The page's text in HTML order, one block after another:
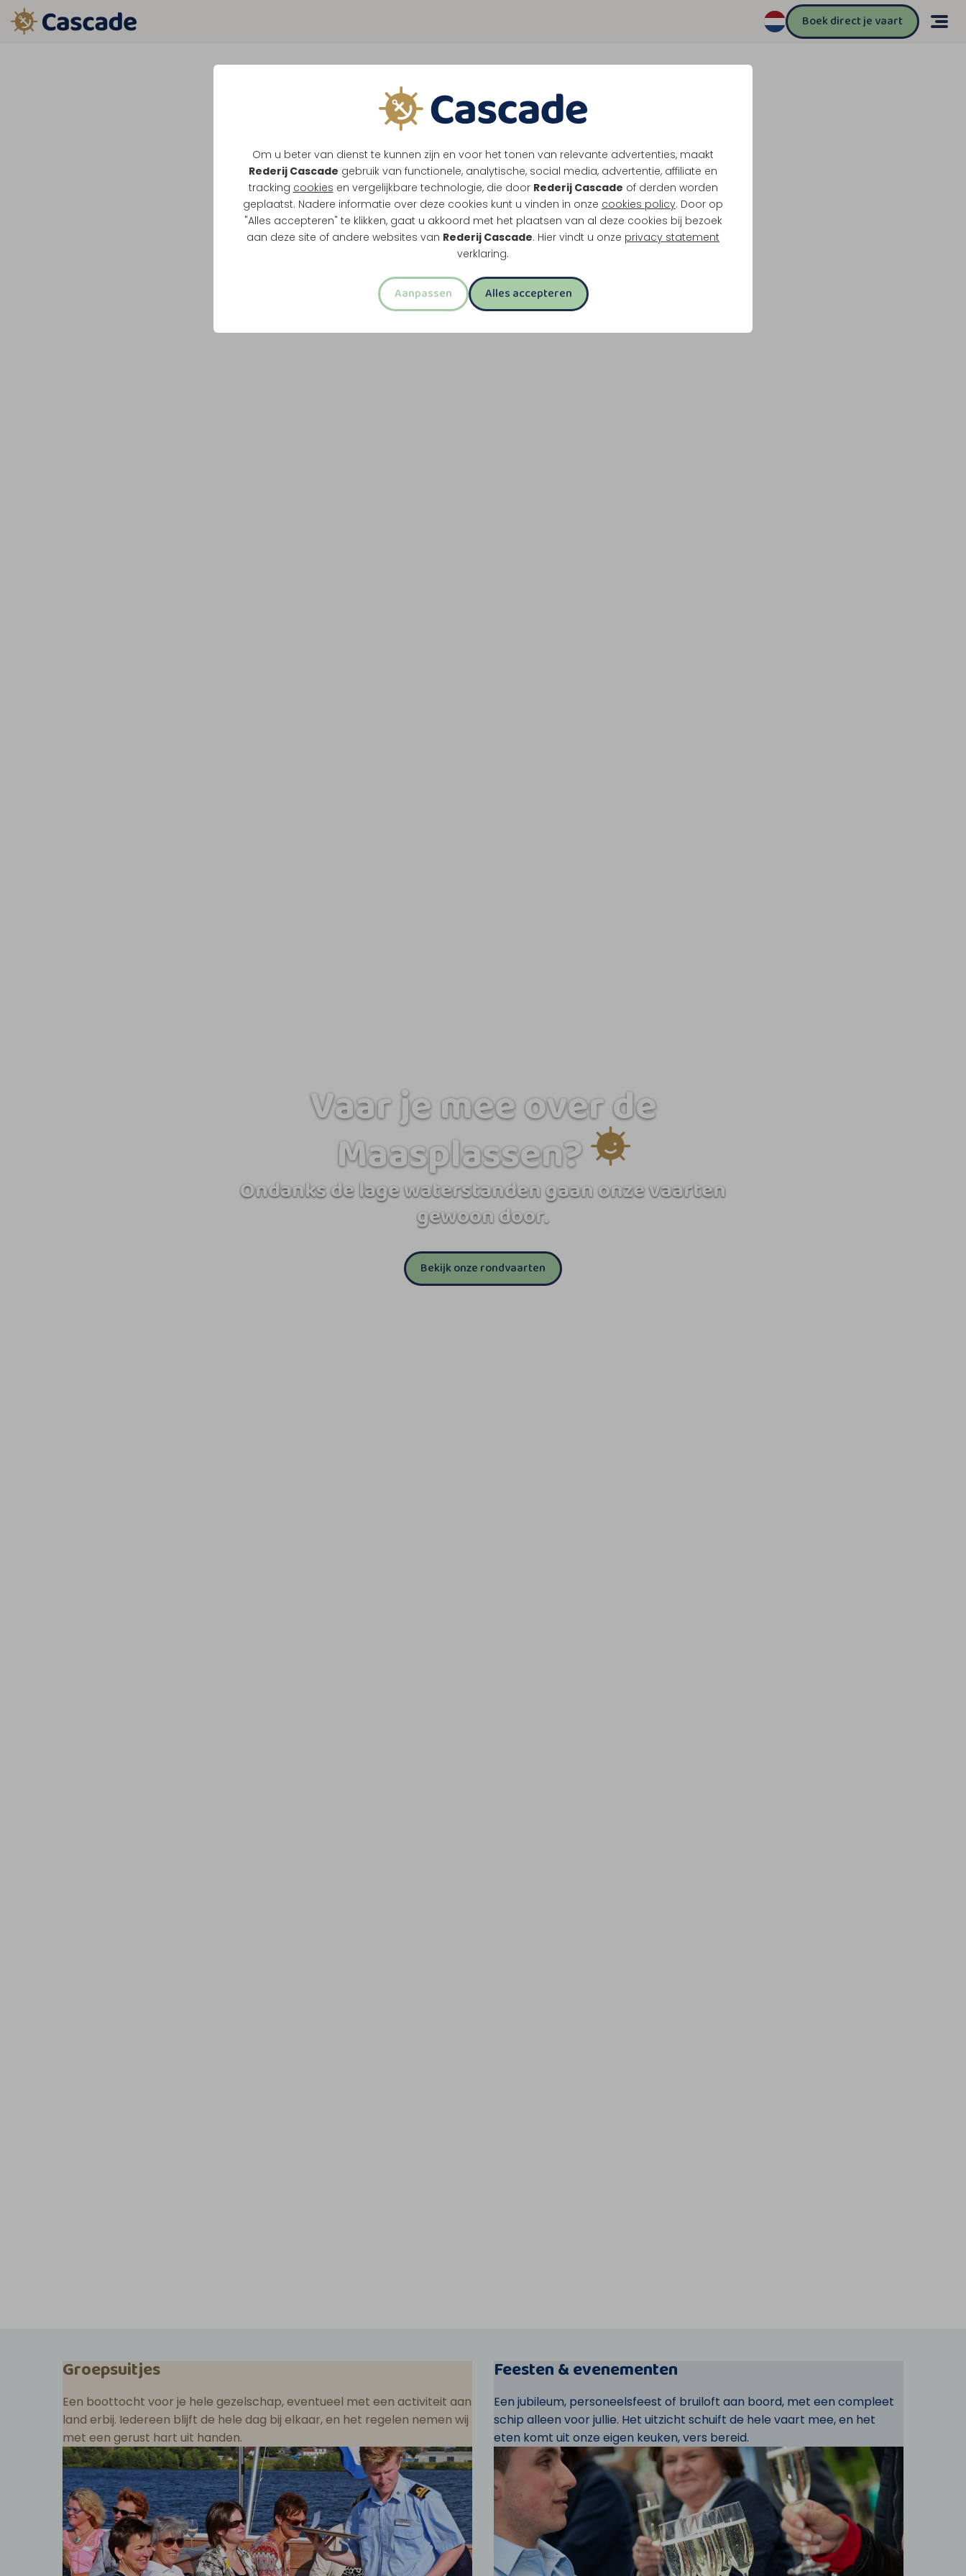
Om u beter van dienst te kunnen zijn en voor het tonen van relevante advertenties, maakt
Rederij Cascade gebruik van functionele, analytische, social media, advertentie, affiliate en
tracking cookies en vergelijkbare technologie, die door Rederij Cascade of derden worden
geplaatst. Nadere informatie over deze cookies kunt u vinden in onze cookies policy. Door op
"Alles accepteren" te klikken, gaat u akkoord met het plaatsen van al deze cookies bij bezoek
aan deze site of andere websites van Rederij Cascade. Hier vindt u onze privacy statement
verklaring.
Aanpassen Alles accepteren
Boek direct je vaart
Vaar je mee over de
Maasplassen?
Ondanks de lage waterstanden gaan onze vaarten
gewoon door.
Bekijk onze rondvaarten
Groepsuitjes
Een boottocht voor je hele gezelschap, eventueel met een activiteit aan
land erbij. Iedereen blijft de hele dag bij elkaar, en het regelen nemen wij
met een gerust hart uit handen.
Feesten & evenementen
Een jubileum, personeelsfeest of bruiloft aan boord, met een compleet
schip alleen voor jullie. Het uitzicht schuift de hele vaart mee, en het
eten komt uit onze eigen keuken, vers bereid.